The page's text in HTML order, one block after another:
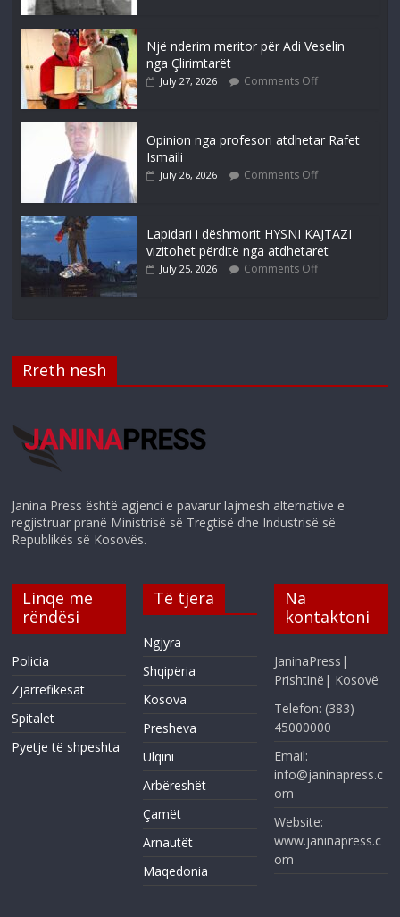
Një nderim meritor për Adi Veselin
nga Çlirimtarët
July 27, 2026 Comments Off
Opinion nga profesori atdhetar Rafet
Ismaili
July 26, 2026 Comments Off
Lapidari i dëshmorit HYSNI KAJTAZI
vizitohet përditë nga atdhetaret
July 25, 2026 Comments Off
Rreth nesh
Janina Press është agjenci e pavarur lajmesh alternative e
regjistruar pranë Ministrisë së Tregtisë dhe Industrisë së
Republikës së Kosovës.
Linqe me
rëndësi
Policia
Zjarrëfikësat
Spitalet
Pyetje të shpeshta
Të tjera
Ngjyra
Shqipëria
Kosova
Presheva
Ulqini
Arbëreshët
Çamët
Arnautët
Maqedonia
Na
kontaktoni
JaninaPress|
Prishtinë| Kosovë
Telefon: (383)
45000000
Email:
info@janinapress.c
om
Website:
www.janinapress.c
om